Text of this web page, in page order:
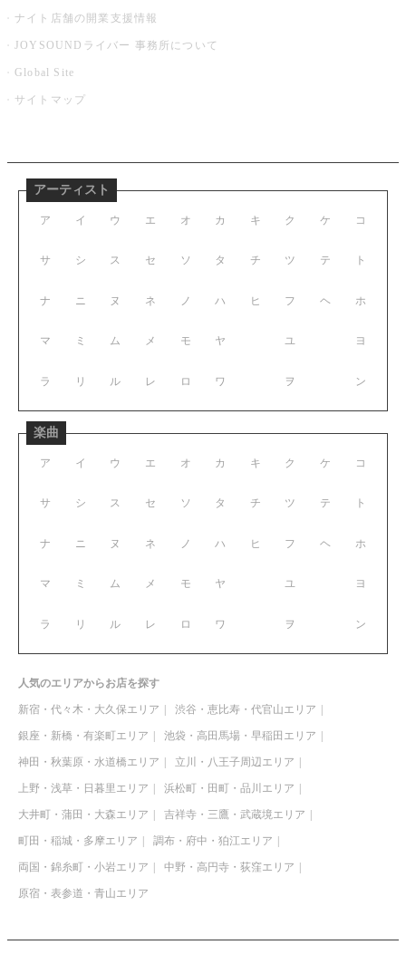
ナイト店舗の開業支援情報
JOYSOUNDライバー 事務所について
Global Site
サイトマップ
アーティスト
ア イ ウ エ オ
サ シ ス セ ソ
ナ ニ ヌ ネ ノ
マ ミ ム メ モ
ラ リ ル レ ロ
カ キ ク ケ コ
タ チ ツ テ ト
ハ ヒ フ ヘ ホ
ヤ ユ ヨ
ワ ヲ ン
楽曲
ア イ ウ エ オ
サ シ ス セ ソ
ナ ニ ヌ ネ ノ
マ ミ ム メ モ
ラ リ ル レ ロ
カ キ ク ケ コ
タ チ ツ テ ト
ハ ヒ フ ヘ ホ
ヤ ユ ヨ
ワ ヲ ン
人気のエリアからお店を探す
新宿・代々木・大久保エリア 渋谷・恵比寿・代官山エリア
銀座・新橋・有楽町エリア 池袋・高田馬場・早稲田エリア
神田・秋葉原・水道橋エリア 立川・八王子周辺エリア
上野・浅草・日暮里エリア 浜松町・田町・品川エリア
大井町・蒲田・大森エリア 吉祥寺・三鷹・武蔵境エリア
町田・稲城・多摩エリア 調布・府中・狛江エリア
両国・錦糸町・小岩エリア 中野・高円寺・荻窪エリア
原宿・表参道・青山エリア